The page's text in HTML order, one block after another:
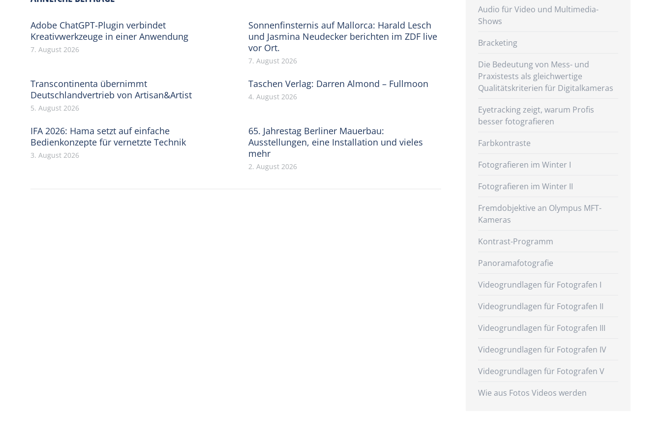
Adobe ChatGPT-Plugin verbindet
Kreativwerkzeuge in einer Anwendung
7. August 2026
Sonnenfinsternis auf Mallorca: Harald Lesch
und Jasmina Neudecker berichten im ZDF live
vor Ort.
7. August 2026
Transcontinenta übernimmt
Deutschlandvertrieb von Artisan&Artist
5. August 2026
Taschen Verlag: Darren Almond – Fullmoon
4. August 2026
IFA 2026: Hama setzt auf einfache
Bedienkonzepte für vernetzte Technik
3. August 2026
65. Jahrestag Berliner Mauerbau:
Ausstellungen, eine Installation und vieles
mehr
2. August 2026
Audio für Video und Multimedia-
Shows
Bracketing
Die Bedeutung von Mess- und
Praxistests als gleichwertige
Qualitätskriterien für Digitalkameras
Eyetracking zeigt, warum Profis
besser fotografieren
Farbkontraste
Fotografieren im Winter I
Fotografieren im Winter II
Fremdobjektive an Olympus MFT-
Kameras
Kontrast-Programm
Panoramafotografie
Videogrundlagen für Fotografen I
Videogrundlagen für Fotografen II
Videogrundlagen für Fotografen III
Videogrundlagen für Fotografen IV
Videogrundlagen für Fotografen V
Wie aus Fotos Videos werden